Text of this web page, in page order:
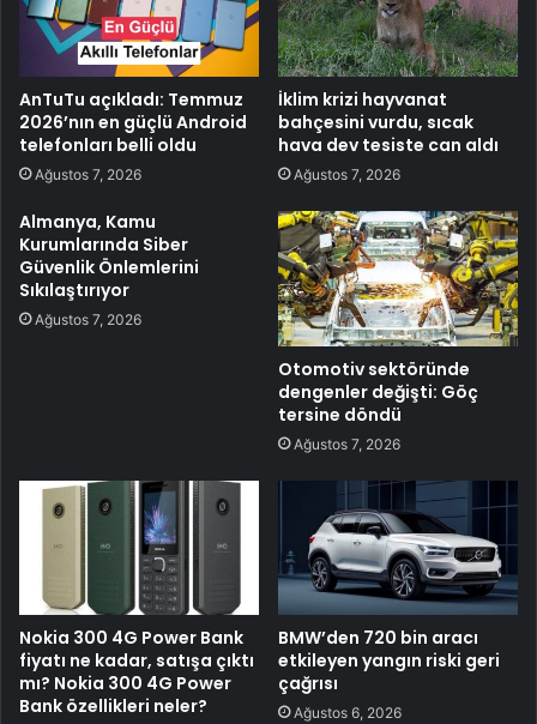
AnTuTu açıkladı: Temmuz
2026’nın en güçlü Android
telefonları belli oldu
Ağustos 7, 2026
İklim krizi hayvanat
bahçesini vurdu, sıcak
hava dev tesiste can aldı
Ağustos 7, 2026
Almanya, Kamu
Kurumlarında Siber
Güvenlik Önlemlerini
Sıkılaştırıyor
Ağustos 7, 2026
Otomotiv sektöründe
dengenler değişti: Göç
tersine döndü
Ağustos 7, 2026
Nokia 300 4G Power Bank
fiyatı ne kadar, satışa çıktı
mı? Nokia 300 4G Power
Bank özellikleri neler?
BMW’den 720 bin aracı
etkileyen yangın riski geri
çağrısı
Ağustos 6, 2026